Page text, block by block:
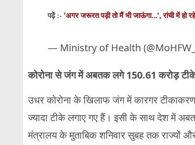
पढ़ें :- 'अगर जरूरत पड़ी तो मैं भी जाऊंगा...', रांची में हो
— Ministry of Health
कोरोना से जंग में अबतक लगे 150.61 करोड़
उधर कोरोना के खिलाफ जंग में कारगर
ज्यादा टीके लगाए गए हैं। इसी के साथ देश में
मंत्रालय के मुताबिक शनिवार सुबह तक राज्यों